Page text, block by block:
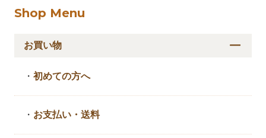
Shop Menu
お買い物
・初めての方へ
・ お支払い・送料